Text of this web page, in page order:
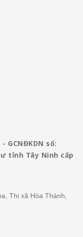
- GCNĐKDN số:
tỉnh Tây Ninh cấp
Thị xã Hòa Thành,